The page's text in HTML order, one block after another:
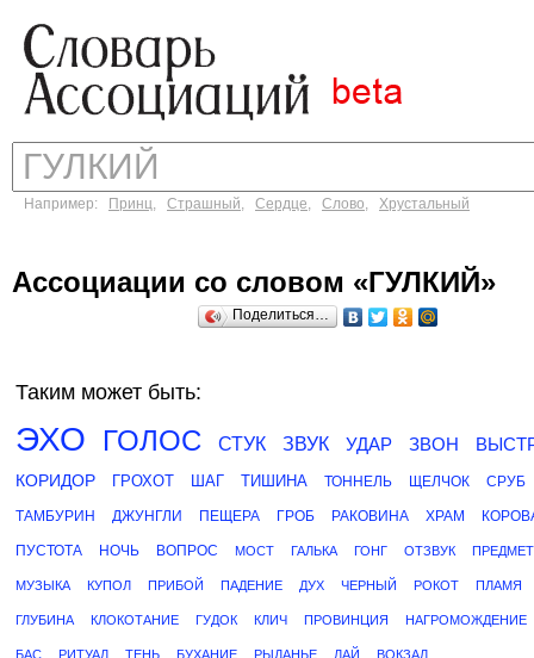
Например: Принц, Страшный, Сердце, Слово, Хрустальный
Ассоциации со словом «ГУЛКИЙ»
Поделиться…
Таким может быть:
ЭХО ГОЛОС СТУК ЗВУК УДАР ЗВОН
КОРИДОР ГРОХОТ ШАГ ТИШИНА ТОННЕЛЬ ЩЕЛЧОК СРУБ
ТАМБУРИН ДЖУНГЛИ ПЕЩЕРА ГРОБ РАКОВИНА ХРАМ
ПУСТОТА НОЧЬ ВОПРОС МОСТ ГАЛЬКА ГОНГ ОТЗВУК ПРЕДМЕТ
МУЗЫКА КУПОЛ ПРИБОЙ ПАДЕНИЕ ДУХ ЧЕРНЫЙ РОКОТ ПЛАМЯ
ГЛУБИНА КЛОКОТАНИЕ ГУДОК КЛИЧ ПРОВИНЦИЯ НАГРОМОЖДЕНИЕ
БАС РИТУАЛ ТЕНЬ БУХАНИЕ РЫДАНЬЕ ЛАЙ ВОКЗАЛ